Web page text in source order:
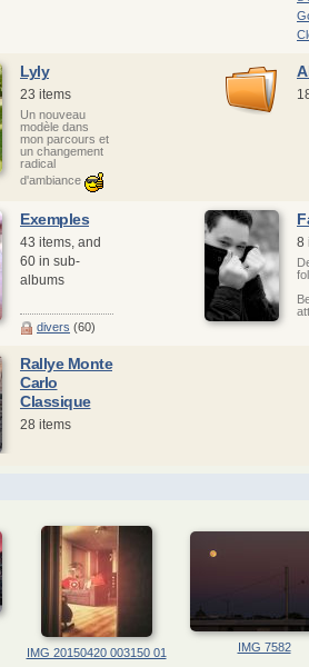
Lyly
23 items
Un nouveau
modèle dans
mon parcours et
un changement
radical
d'ambiance
Exemples
43 items, and
60 in sub-
albums
divers (60)
8
Rallye Monte
Carlo
Classique
28 items
IMG 20150420 003150 01 IMG 7582